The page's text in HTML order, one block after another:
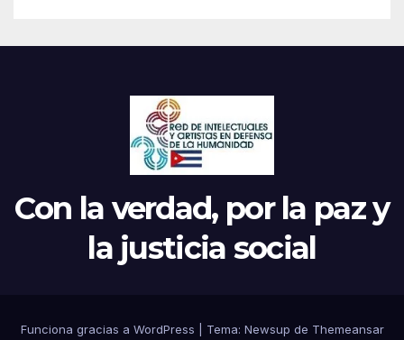
Con la verdad, por la paz y
la justicia social
Funciona gracias a WordPress Tema: Newsup de Themeansar